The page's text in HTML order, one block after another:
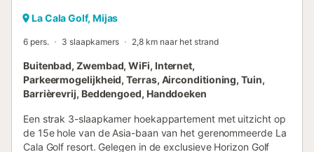
La Cala Golf, Mijas
6 pers. 3 slaapkamers 2,8 km naar het strand
Buitenbad, Zwembad, WiFi, Internet,
Parkeermogelijkheid, Terras, Airconditioning, Tuin,
Barrièrevrij, Beddengoed, Handdoeken
Een strak 3-slaapkamer hoekappartement met uitzicht op
de 15e hole van de Asia-baan van het gerenommeerde La
Cala Golf resort. Gelegen in de exclusieve Horizon Golf